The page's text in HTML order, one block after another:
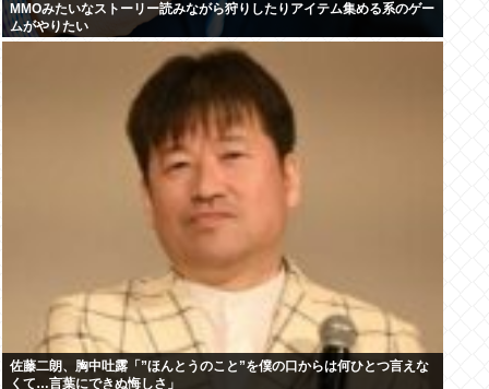
MMOみたいなストーリー読みながら狩りしたりアイテム集める系のゲー
ムがやりたい
佐藤二朗、胸中吐露「”ほんとうのこと”を僕の口からは何ひとつ言えな
くて…言葉にできぬ悔しさ」